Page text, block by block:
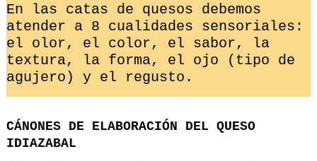
En las catas de quesos debemos
atender a 8 cualidades sensoriales:
el olor, el color, el sabor, la
textura, la forma, el ojo (tipo de
agujero) y el regusto.
CÁNONES DE ELABORACIÓN DEL QUESO
IDIAZABAL